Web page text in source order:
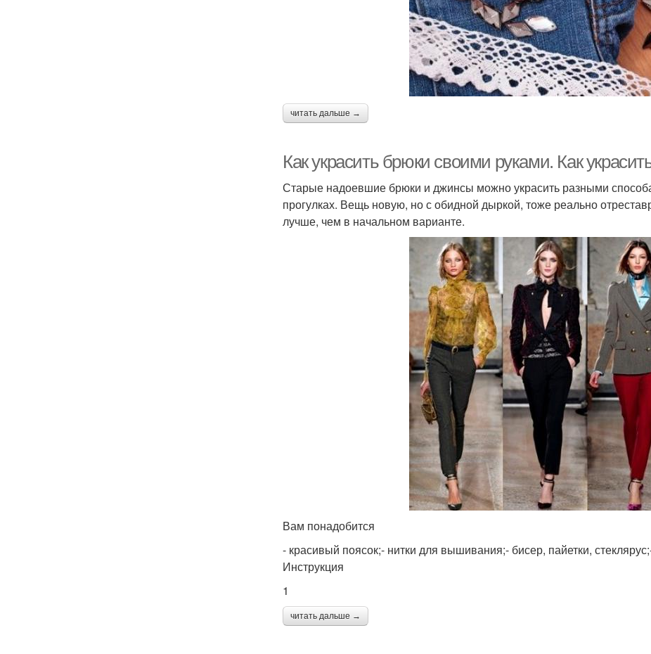
читать дальше →
Как украсить брюки своими руками. Как
Старые надоевшие брюки и джинсы можно украсить разными
прогулках. Вещь новую, но с обидной дыркой, тоже реально
лучше, чем в начальном варианте.
Вам понадобится
- красивый поясок;- нитки для вышивания;- бисер, пайетки,
Инструкция
1
читать дальше →